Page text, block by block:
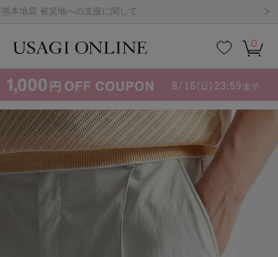
熊本地震 被災地への支援に関して
お気
に入
カー
ト
0
LIFE STYLE
LIFE STYLE
F G
M